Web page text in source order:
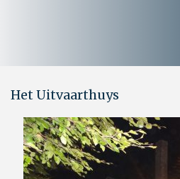
Het Uitvaarthuys